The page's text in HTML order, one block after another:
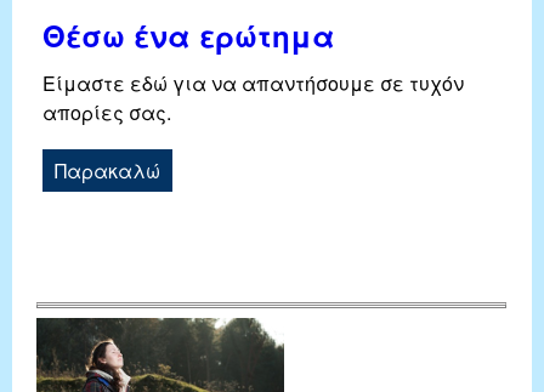
Θέσω ένα ερώτημα
Είμαστε εδώ για να απαντήσουμε σε τυχόν
απορίες σας.
Παρακαλώ